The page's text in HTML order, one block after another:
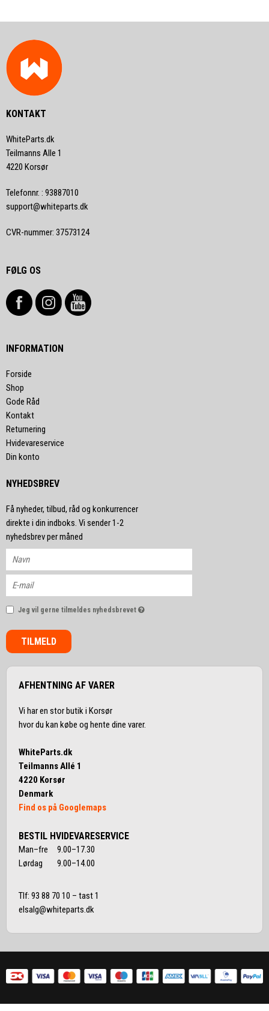
KONTAKT
WhiteParts.dk
Teilmanns Alle 1
4220 Korsør
Telefonnr. : 93887010
support@whiteparts.dk
CVR-nummer: 37573124
FØLG OS
INFORMATION
Forside
Shop
Gode Råd
Kontakt
Returnering
Hvidevareservice
Din konto
NYHEDSBREV
Få nyheder, tilbud, råd og konkurrencer
direkte i din indboks. Vi sender 1-2
nyhedsbrev per måned
Jeg vil gerne tilmeldes nyhedsbrevet
TILMELD
AFHENTNING AF VARER
Vi har en stor butik i Korsør
hvor du kan købe og hente dine varer.
WhiteParts.dk
Teilmanns Allé 1
4220 Korsør
Denmark
Find os på Googlemaps
BESTIL HVIDEVARESERVICE
Man–fre 9.00–17.30
Lørdag 9.00–14.00
Tlf: 93 88 70 10 – tast 1
elsalg@whiteparts.dk